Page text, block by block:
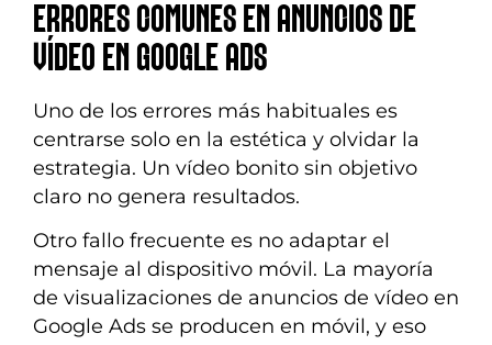
ERRORES COMUNES EN ANUNCIOS DE
VÍDEO EN GOOGLE ADS
Uno de los errores más habituales es
centrarse solo en la estética y olvidar la
estrategia. Un vídeo bonito sin objetivo
claro no genera resultados.
Otro fallo frecuente es no adaptar el
mensaje al dispositivo móvil. La mayoría
de visualizaciones de anuncios de vídeo en
Google Ads se producen en móvil, y eso